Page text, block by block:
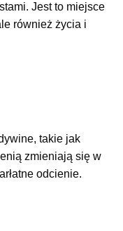
Jest to miejsce
również życia i
takie jak
zmieniają się w
odcienie.